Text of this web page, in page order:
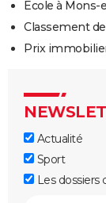
Ecole à
Classement
Prix
Actualité
Sport
Les dossiers